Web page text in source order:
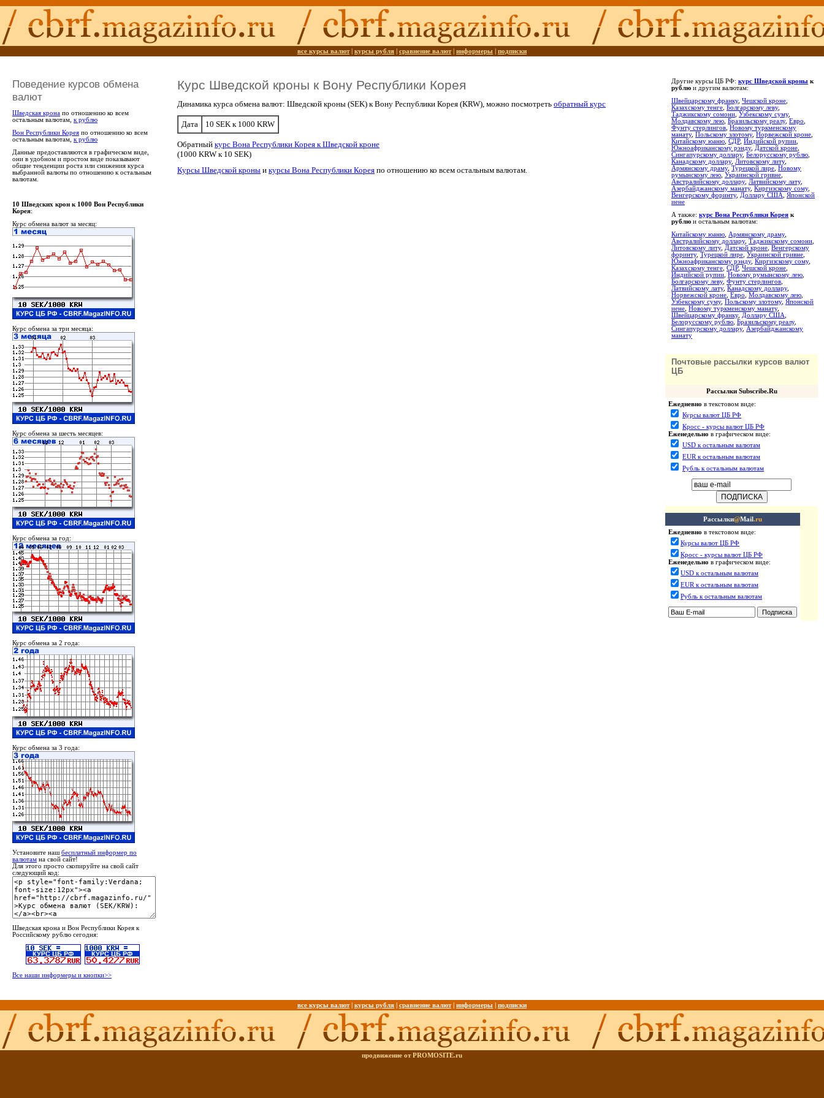
все курсы валют| курсы рубля сравнение валют| информеры подписки
Поведение курсов обмена
валют
Шведская крона по отношению ко всем
остальным валютам, к рублю
Вон Республики Корея по отношению ко всем
остальным валютам, к рублю
Данные предоставляются в графическом виде,
они в удобном и простом виде показывают
общие тенденции роста или снижения курса
выбранной валюты по отношению к остальным
валютам.
Курс Шведской кроны к Вону Республики Корея
Динамика курса обмена валют: Шведской кроны (SEK) к Вону Республики Корея (KRW), можно посмотреть обратный курс
Дата 10 SEK к 1000 KRW
Обратный курс Вона Республики Корея к Шведской кроне
(1000 KRW к 10 SEK)
Курсы Шведской кроны и курсы Вона Республики Корея по отношению ко всем остальным валютам.
Другие курсы ЦБ РФ: курс Шведской кроны к
рублю и другим валютам:
Швейцарскому франку, Чешской кроне
Казахскому тенге Болгарскому леву,
Таджикскому сомони Узбекскому суму,
Молдавскому лею Бразильскому реалу, Евро
Фунту стерлингов Новому туркменскому
манату, Польскому злотому, Норвежской кроне
Китайскому юаню СДР, Индийской рупии
Южноафриканскому рэнду, Датской кроне
Сингапурскому доллару, Белорусскому рублю
Канадскому доллару, Литовскому литу,
Армянскому драму, Турецкой лире Новому
румынскому лею Украинской гривне
Австралийскому доллару, Латвийскому лату,
Азербайджанскому манату, Киргизскому сому,
Венгерскому форинту, Доллару США
Японской
иене
А также: курс Вона Республики Корея к
рублю и остальным валютам:
Китайскому юаню
Армянскому драму,
Австралийскому доллару, Таджикскому сомони
Литовскому литу, Датской кроне Венгерскому
форинту, Турецкой лире Украинской гривне
Южноафриканскому рэнду, Киргизскому сому,
Казахскому тенге СДР, Чешской кроне
Индийской рупии Новому румынскому лею
Болгарскому леву, Фунту стерлингов
Латвийскому лату, Канадскому доллару,
Норвежской кроне Евро Молдавскому лею
Узбекскому суму, Польскому злотому, Японской
иене Новому туркменскому манату,
Швейцарскому франку, Доллару США
Белорусскому рублю Бразильскому реалу,
Сингапурскому доллару, Азербайджанскому
манату
Почтовые рассылки курсов валют
ЦБ
Рассылки Subscribe.Ru
Ежедневно в текстовом виде:
Курсы валют ЦБ РФ
Кросс - курсы валют ЦБ РФ
Еженедельно в графическом виде:
USD к остальным валютам
EUR к остальным валютам
Рубль к остальным валютам
Рассылки@Mail.ru
Ежедневно в текстовом виде:
Курсы валют ЦБ РФ
Кросс - курсы валют ЦБ РФ
Еженедельно в графическом виде:
USD к остальным валютам
EUR к остальным валютам
Рубль к остальным валютам
10 Шведских крон к 1000 Вон Республики
Корея:
Курс обмена валют за месяц:
Курс обмена за три месяца:
Курс обмена за шесть месяцев:
Курс обмена за год:
Курс обмена за 2 года:
Курс обмена за 3 года:
Установите наш бесплатный информер по
валютам на свой сайт!
Для этого просто скопируйте на свой сайт
следующий код:
Шведская крона и Вон Республики Корея к
Российскому рублю сегодня:
Все наши информеры и кнопки>>
все курсы валют| курсы рубля сравнение валют| информеры подписки
продвижение от PROMOSITE.ru